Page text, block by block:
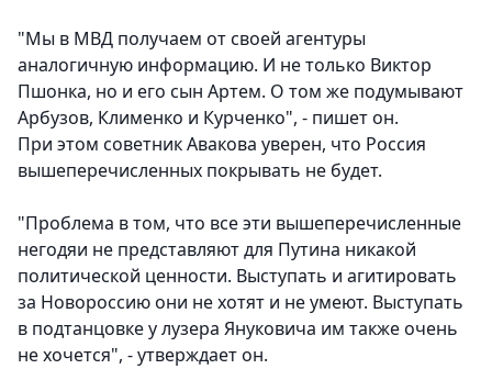
"Мы в МВД получаем от своей агентуры
аналогичную информацию. И не только Виктор
Пшонка, но и его сын Артем. О том же подумывают
Арбузов, Клименко и Курченко", - пишет он.
При этом советник Авакова уверен, что Россия
вышеперечисленных покрывать не будет.
"Проблема в том, что все эти вышеперечисленные
негодяи не представляют для Путина никакой
политической ценности. Выступать и агитировать
за Новороссию они не хотят и не умеют. Выступать
в подтанцовке у лузера Януковича им также очень
не хочется", - утверждает он.